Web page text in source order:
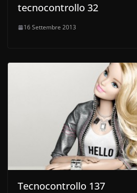
tecnocontrollo 32
16 Settembre 2013
Tecnocontrollo 137